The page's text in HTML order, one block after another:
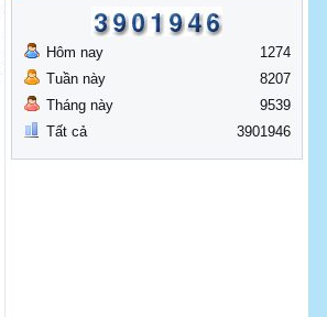
Hôm nay
Tuần này
Tháng này
Tất cả
1274
8207
9539
3901946